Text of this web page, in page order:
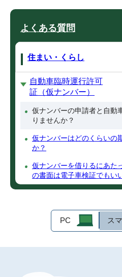
よくある質問
住まい・くらし
自動車臨時運行許可
証（仮ナンバー）
仮ナンバーの申請者と自動
りませんか？
仮ナンバーはどのくらいの
か？
仮ナンバーを借りるにあた
の書面は電子車検証でもい
PC ス